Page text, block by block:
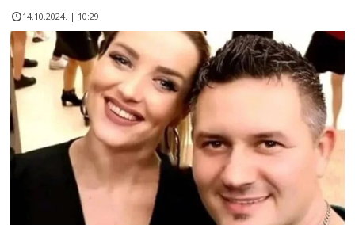
14.10.2024. | 10:29